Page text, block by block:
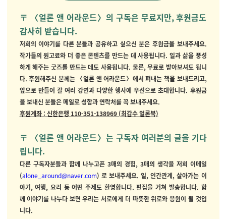
〒 〈얼론 앤 어라운드〉의 구독은 무료지만, 후원금도
감사히 받습니다.
저희의 이야기를 다른 분들과 공유하고 싶으신 분은 후원금을 보내주세요.
작가들의 원고료와 더 좋은 콘텐츠를 만드는 데 사용됩니다. 일과 삶을 풍성
하게 해주는 굿즈를 만드는 데도 사용됩니다. 물론, 무료로 받아보셔도 됩니
다. 후원해주신 분께는 〈얼론 앤 어라운드〉에서 펴내는 책을 보내드리고,
앞으로 만들어 갈 여러 강연과 다양한 행사에 우선으로 초대합니다. 후원금
을 보내신 분들은 메일로 성함과 연락처를 꼭 보내주세요.
후원계좌 : 신한은행 110-351-138969 (최갑수 얼론북)
〒
〈얼론 앤 어라운드〉는 구독자 여러분의 글을 기다
립니다.
다른 구독자분들과 함께 나누고픈 3매의 경험, 3매의 생각을 저희 이메일
(alone_around@naver.com) 로 보내주세요. 일, 인간관계, 살아가는 이
야기, 여행, 요리 등 어떤 주제도 환영합니다. 편집을 거쳐 발송합니다. 함
께 이야기를 나누다 보면 우리는 서로에게 더 따뜻한 위로와 응원이 될 것입
니다.